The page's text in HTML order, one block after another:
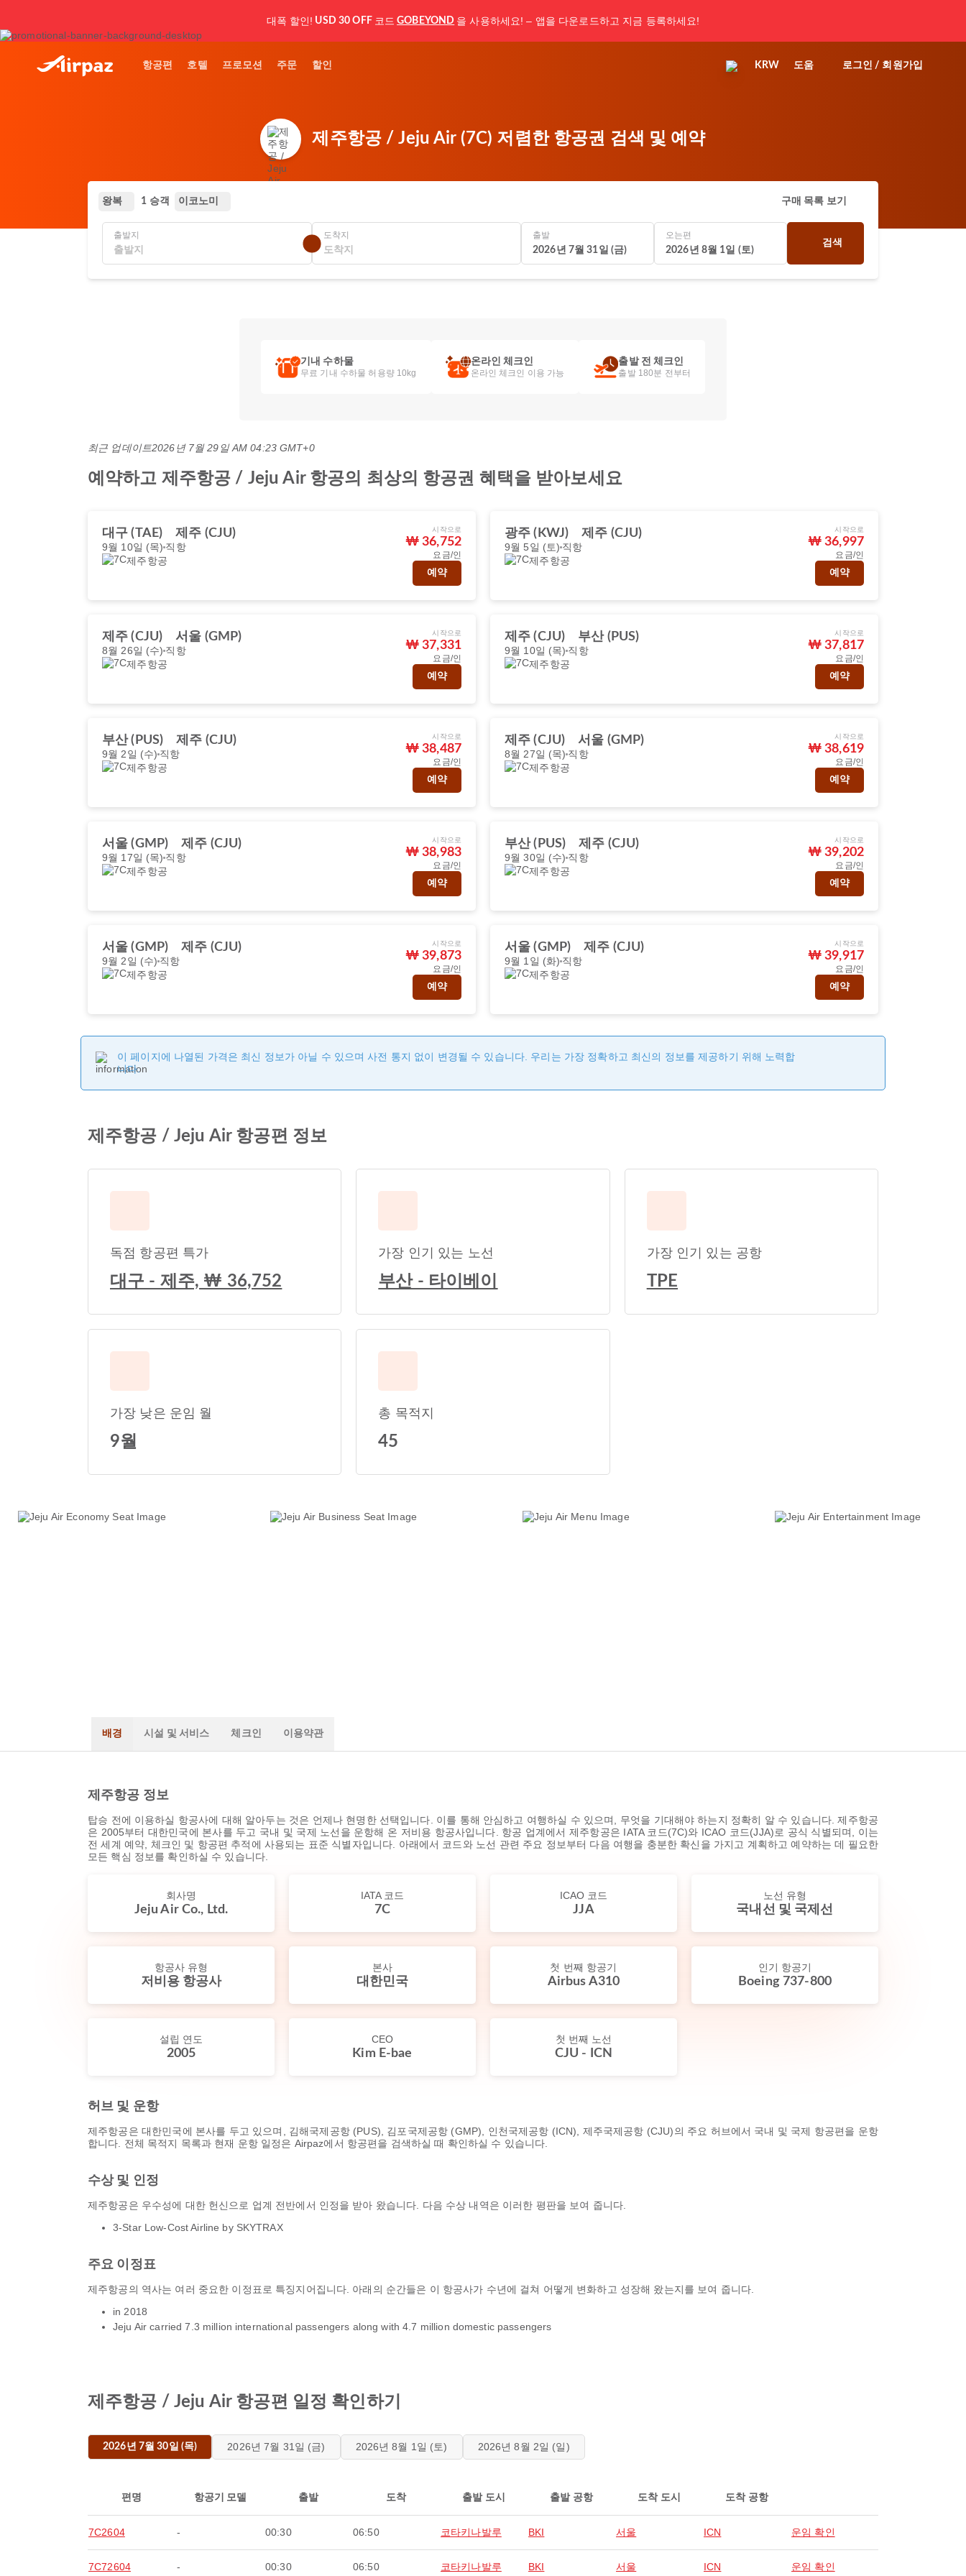
대폭 할인! USD 30 OFF 코드 GOBEYOND 을 사용하세요! – 앱을 다운로드하고 지금 등록하세요!
항공편 호텔 프로모션 주문 할인 KRW 도움 로그인 / 회원가입
제주항공 / Jeju Air (7C) 저렴한 항공권 검색 및 예약
왕복 1 승객 이코노미 구매 목록 보기
출발지 도착지
출발
2026년 7월 31일 (금)
오는편
2026년 8월 1일 (토)
검색
기내 수하물
무료 기내 수하물 허용량 10kg
온라인 체크인
온라인 체크인 이용 가능
출발 전 체크인
출발 180분 전부터
최근 업데이트2026년 7월 29일 AM 04:23 GMT+0
예약하고 제주항공 / Jeju Air 항공의 최상의 항공권 혜택을 받아보세요
대구 (TAE) 제주 (CJU)
9월 10일 (목) 직항
제주항공
시작으로
₩ 36,752
요금/인
예약
광주 (KWJ) 제주 (CJU)
9월 5일 (토) 직항
제주항공
시작으로
₩ 36,997
요금/인
예약
제주 (CJU) 서울 (GMP)
8월 26일 (수) 직항
제주항공
시작으로
₩ 37,331
요금/인
예약
제주 (CJU) 부산 (PUS)
9월 10일 (목) 직항
제주항공
시작으로
₩ 37,817
요금/인
예약
부산 (PUS) 제주 (CJU)
9월 2일 (수) 직항
제주항공
시작으로
₩ 38,487
요금/인
예약
제주 (CJU) 서울 (GMP)
8월 27일 (목) 직항
제주항공
시작으로
₩ 38,619
요금/인
예약
서울 (GMP) 제주 (CJU)
9월 17일 (목) 직항
제주항공
시작으로
₩ 38,983
요금/인
예약
부산 (PUS) 제주 (CJU)
9월 30일 (수) 직항
제주항공
시작으로
₩ 39,202
요금/인
예약
서울 (GMP) 제주 (CJU)
9월 2일 (수) 직항
제주항공
시작으로
₩ 39,873
요금/인
예약
서울 (GMP) 제주 (CJU)
9월 1일 (화) 직항
제주항공
시작으로
₩ 39,917
요금/인
예약
이 페이지에 나열된 가격은 최신 정보가 아닐 수 있으며 사전 통지 없이 변경될 수 있습니다. 우리는 가장 정확하고 최신의 정보를 제공하기 위해 노력합
니다.
제주항공 / Jeju Air 항공편 정보
독점 항공편 특가
대구 - 제주, ₩ 36,752
가장 인기 있는 노선
부산 - 타이베이
가장 인기 있는 공항
TPE
가장 낮은 운임 월
9월
총 목적지
45
배경 시설 및 서비스 체크인 이용약관
제주항공 정보
탑승 전에 이용하실 항공사에 대해 알아두는 것은 언제나 현명한 선택입니다. 이를 통해 안심하고 여행하실 수 있으며, 무엇을 기대해야 하는지 정확히 알 수 있습니다. 제주항공
은 2005부터 대한민국에 본사를 두고 국내 및 국제 노선을 운항해 온 저비용 항공사입니다. 항공 업계에서 제주항공은 IATA 코드(7C)와 ICAO 코드(JJA)로 공식 식별되며, 이는
전 세계 예약, 체크인 및 항공편 추적에 사용되는 표준 식별자입니다. 아래에서 코드와 노선 관련 주요 정보부터 다음 여행을 충분한 확신을 가지고 계획하고 예약하는 데 필요한
모든 핵심 정보를 확인하실 수 있습니다.
회사명
Jeju Air Co., Ltd.
IATA 코드
7C
ICAO 코드
JJA
노선 유형
국내선 및 국제선
항공사 유형
저비용 항공사
본사
대한민국
첫 번째 항공기
Airbus A310
인기 항공기
Boeing 737-800
설립 연도
2005
CEO
Kim E-bae
첫 번째 노선
CJU - ICN
허브 및 운항
제주항공은 대한민국에 본사를 두고 있으며, 김해국제공항 (PUS), 김포국제공항 (GMP), 인천국제공항 (ICN), 제주국제공항 (CJU)의 주요 허브에서 국내 및 국제 항공편을 운항
합니다. 전체 목적지 목록과 현재 운항 일정은 Airpaz에서 항공편을 검색하실 때 확인하실 수 있습니다.
수상 및 인정
제주항공은 우수성에 대한 헌신으로 업계 전반에서 인정을 받아 왔습니다. 다음 수상 내역은 이러한 평판을 보여 줍니다.
3-Star Low-Cost Airline by SKYTRAX
주요 이정표
제주항공의 역사는 여러 중요한 이정표로 특징지어집니다. 아래의 순간들은 이 항공사가 수년에 걸쳐 어떻게 변화하고 성장해 왔는지를 보여 줍니다.
in 2018
Jeju Air carried 7.3 million international passengers along with 4.7 million domestic passengers
제주항공 / Jeju Air 항공편 일정 확인하기
2026년 7월 30일 (목) 2026년 7월 31일 (금) 2026년 8월 1일 (토) 2026년 8월 2일 (일)
편명 항공기 모델 출발 도착 출발 도시 출발 공항 도착 도시 도착 공항
7C2604 - 00:30 06:50 코타키나발루 BKI 서울 ICN 운임 확인
7C72604 - 00:30 06:50 코타키나발루 BKI 서울 ICN 운임 확인